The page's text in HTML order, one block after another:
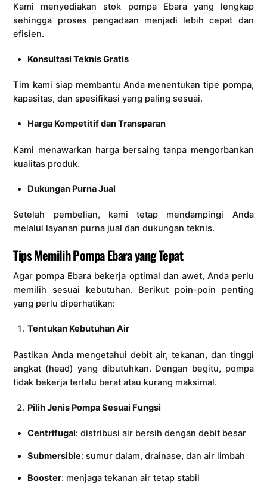
Kami menyediakan stok pompa Ebara yang lengkap
sehingga proses pengadaan menjadi lebih cepat dan
efisien.
Konsultasi Teknis Gratis
Tim kami siap membantu Anda menentukan tipe pompa,
kapasitas, dan spesifikasi yang paling sesuai.
Harga Kompetitif dan Transparan
Kami menawarkan harga bersaing tanpa mengorbankan
kualitas produk.
Dukungan Purna Jual
Setelah pembelian, kami tetap mendampingi Anda
melalui layanan purna jual dan dukungan teknis.
Tips Memilih Pompa Ebara yang Tepat
Agar pompa Ebara bekerja optimal dan awet, Anda perlu
memilih sesuai kebutuhan. Berikut poin-poin penting
yang perlu diperhatikan:
Tentukan Kebutuhan Air
Pastikan Anda mengetahui debit air, tekanan, dan tinggi
angkat (head) yang dibutuhkan. Dengan begitu, pompa
tidak bekerja terlalu berat atau kurang maksimal.
Pilih Jenis Pompa Sesuai Fungsi
Centrifugal: distribusi air bersih dengan debit besar
Submersible: sumur dalam, drainase, dan air limbah
Booster: menjaga tekanan air tetap stabil